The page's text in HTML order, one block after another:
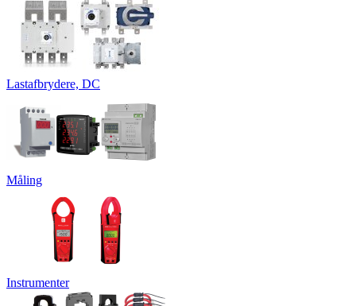
Lastafbrydere, DC
Måling
Instrumenter